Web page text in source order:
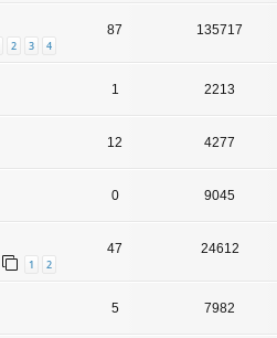
2 3 4
87 135717
1 2213
12 4277
0 9045
1 2
47 24612
5 7982